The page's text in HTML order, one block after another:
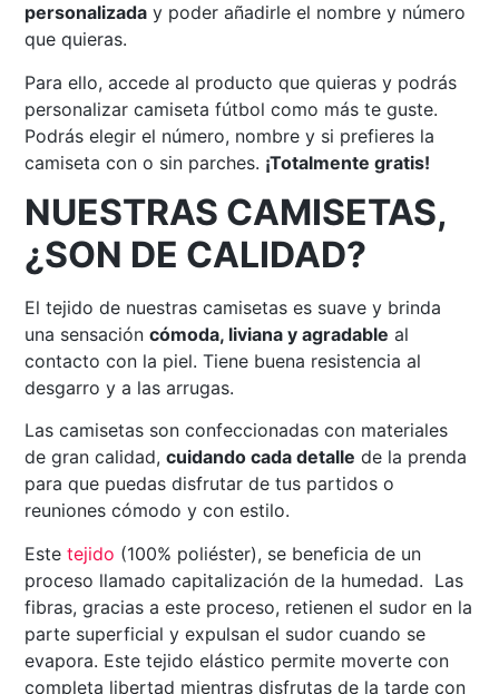
personalizada y poder añadirle el nombre y número
que quieras.
Para ello, accede al producto que quieras y podrás
personalizar camiseta fútbol como más te guste.
Podrás elegir el número, nombre y si prefieres la
camiseta con o sin parches. ¡Totalmente gratis!
NUESTRAS CAMISETAS,
¿SON DE CALIDAD?
El tejido de nuestras camisetas es suave y brinda
una sensacióncómoda, liviana y agradable al
contacto con la piel. Tiene buena resistencia al
desgarro y a las arrugas.
Las camisetas son confeccionadas con materiales
de gran calidad,cuidando cada detalle de la prenda
para que puedas disfrutar de tus partidos o
reuniones cómodo y con estilo.
Estetejido (100% poliéster), se beneficia de un
proceso llamado capitalización de la humedad. Las
fibras, gracias a este proceso, retienen el sudor en la
parte superficial y expulsan el sudor cuando se
evapora. Este tejido elástico permite moverte con
completa libertad mientras disfrutas de la tarde con